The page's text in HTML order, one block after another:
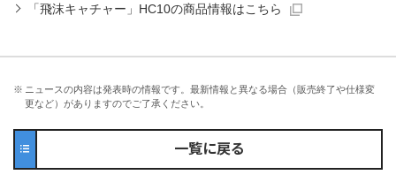
「飛沫キャチャー」HC10の商品情報はこちら
※ ニュースの内容は発表時の情報です。最新情報と異なる場合（販売終了や仕様変
更など）がありますのでご了承ください。
一覧に戻る